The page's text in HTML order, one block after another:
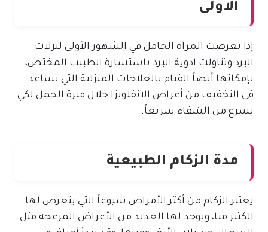
الاولى
إذا تعرضت المرآة الحامل في الشهور الأولى لنزلات
البرد وتناولت ادوية البرد باستشارة الطبيب المختص،
بإمكانها أيضاً القيام بالعلاجات المنزلية التي تساعد
في التخفيف من أعراض الانفلونزا خلال فترة الحمل لكي
يسرع من الشفاء سريعاً.
مدة الزكام الطبيعية
يعتبر الزكام من أكثر الأمراض شيوعاً التي يتعرض لها
الكثير منا، ويوجد لها العديد من الأعراض المزعجة مثل